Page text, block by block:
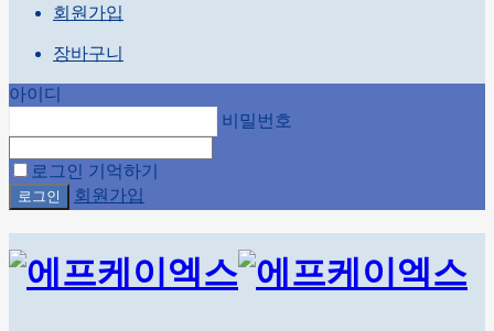
회원가입
장바구니
아이디
비밀번호
로그인 기억하기
회원가입